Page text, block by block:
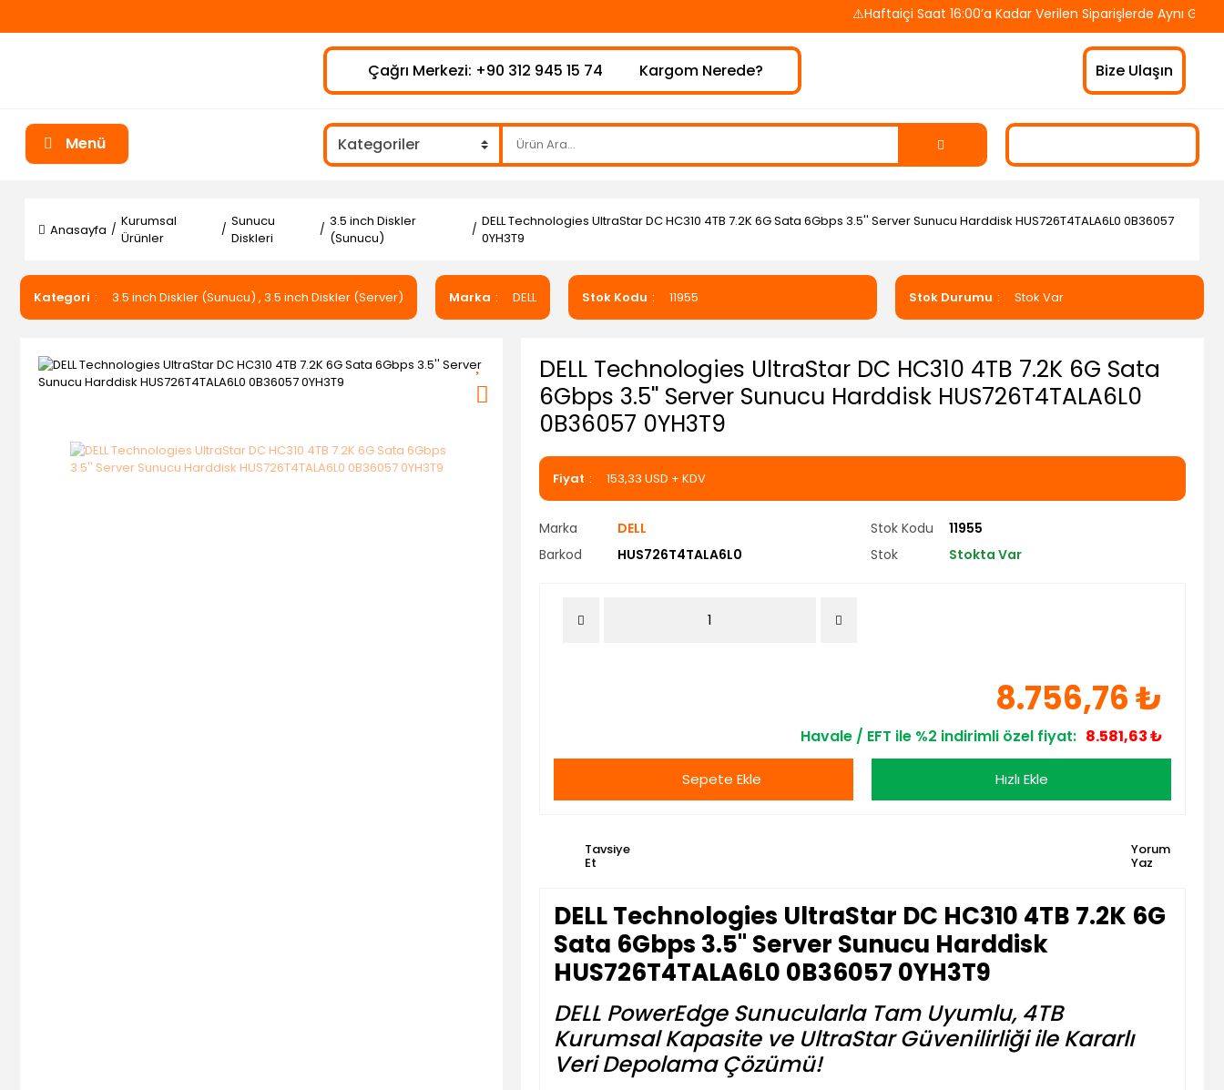
⚠️Haftaiçi Saat 16:00’a Kadar Verilen Siparişlerde Aynı Gün
Çağrı Merkezi: +90 312 945 15 74 Kargom Nerede? Bize Ulaşın
Menü
Anasayfa
Kurumsal
Ürünler
Sunucu
Diskleri
3.5 inch Diskler
(Sunucu)
DELL Technologies UltraStar DC HC310 4TB 7.2K 6G Sata 6Gbps 3.5'' Server Sunucu Harddisk HUS726T4TALA6L0 0B36057
0YH3T9
Kategori 3.5 inch Diskler (Sunucu) , 3.5 inch Diskler (Server) Marka DELL Stok Kodu 11955 Stok Durumu Stok Var
DELL Technologies UltraStar DC HC310 4TB 7.2K 6G Sata
6Gbps 3.5'' Server Sunucu Harddisk HUS726T4TALA6L0
0B36057 0YH3T9
Fiyat 153,33 USD + KDV
Marka DELL Stok Kodu
11955
Barkod
HUS726T4TALA6L0 Stok Stokta Var
8.756,76 ₺
Havale / EFT ile %2 indirimli özel fiyat: 8.581,63 ₺
Sepete Ekle Hızlı Ekle
Tavsiye
Et
Yorum
Yaz
DELL Technologies UltraStar DC HC310 4TB 7.2K 6G
Sata 6Gbps 3.5'' Server Sunucu Harddisk
HUS726T4TALA6L0 0B36057 0YH3T9
DELL PowerEdge Sunucularla Tam Uyumlu, 4TB
Kurumsal Kapasite ve UltraStar Güvenilirliği ile Kararlı
Veri Depolama Çözümü!